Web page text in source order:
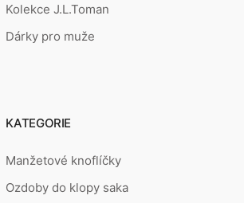
Kolekce J.L.Toman
Dárky pro muže
KATEGORIE
Manžetové knoflíčky
Ozdoby do klopy saka